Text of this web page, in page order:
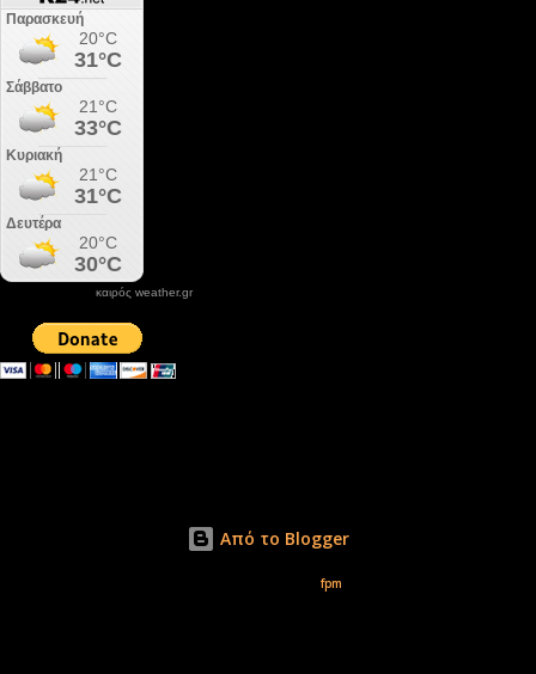
καιρός weather.gr
Από το Blogger
fpm